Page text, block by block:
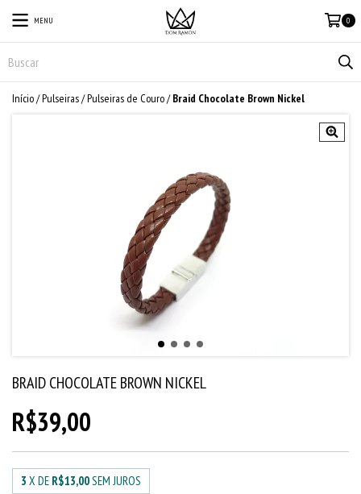
MENU 0
Início/Pulseiras/Pulseiras de Couro/ Braid Chocolate Brown Nickel
BRAID CHOCOLATE BROWN NICKEL
R$39,00
3 X DE R$13,00SEM JUROS